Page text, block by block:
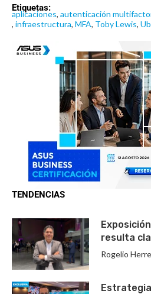
Etiquetas:
aplicaciones, autenticación
, infraestructura, MFA, Toby Lewis,
TENDENCIAS
resulta
Rogelio
Estrategia